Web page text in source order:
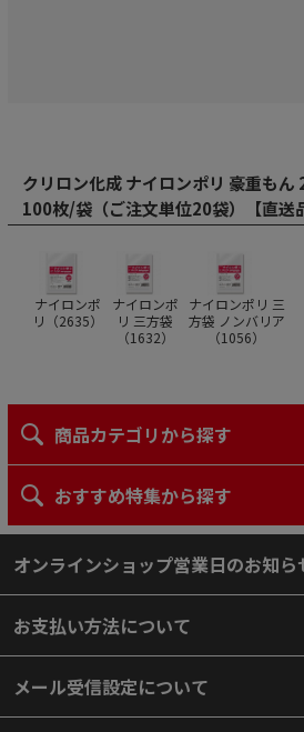
クリロン化成 ナイロンポリ 豪重も
100枚/袋（ご注文単位20袋）【直送
ナイロンポ
リ（2635）
ナイロンポ
リ 三方袋
（1632）
ナイロンポリ 三
方袋 ノンバリア
（1056）
商品カテゴリから探す
おすすめ特集から探す
オンラインショップ営業日のお知ら
お支払い方法について
メール受信設定について